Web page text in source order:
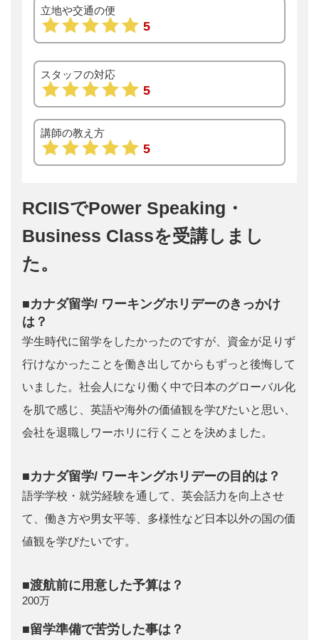
立地や交通の便
5
スタッフの対応
5
講師の教え方
5
RCIISでPower Speaking・
Business Classを受講しまし
た。
■カナダ留学/ ワーキングホリデーのきっかけ
は？
学生時代に留学をしたかったのですが、資金が足りず
行けなかったことを働き出してからもずっと後悔して
いました。社会人になり働く中で日本のグローバル化
を肌で感じ、英語や海外の価値観を学びたいと思い、
会社を退職しワーホリに行くことを決めました。
■カナダ留学/ ワーキングホリデーの目的は？
語学学校・就労経験を通して、英会話力を向上させ
て、働き方や男女平等、多様性など日本以外の国の価
値観を学びたいです。
■渡航前に用意した予算は？
200万
■留学準備で苦労した事は？